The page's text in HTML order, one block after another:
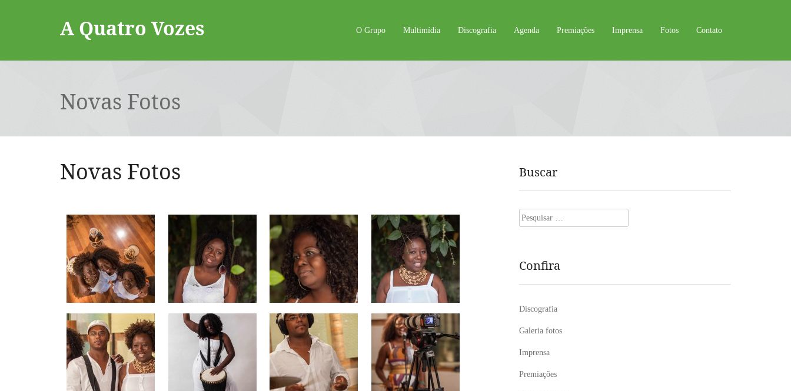
A Quatro Vozes O Grupo Multimídia Discografia Agenda Premiações Imprensa Fotos Contato
Novas Fotos
Novas Fotos Buscar
Pesquisar
por:
Confira
Discografia
Galeria fotos
Imprensa
Premiações